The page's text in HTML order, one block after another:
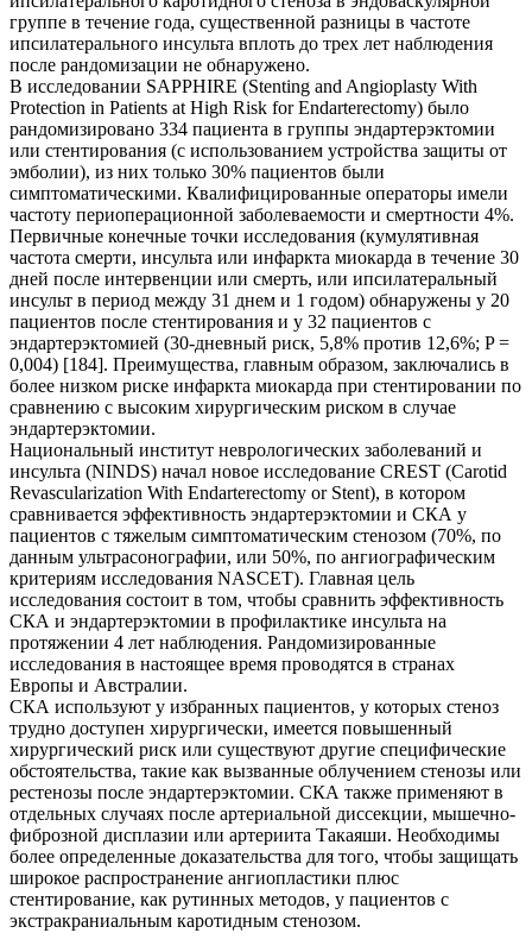
группе в течение года, существенной разницы в частоте
ипсилатерального инсульта вплоть до трех лет наблюдения
после рандомизации не обнаружено.
В исследовании SAPPHIRE (Stenting and Angioplasty With
Protection in Patients at High Risk for Endarterectomy) было
рандомизировано 334 пациента в группы эндартерэктомии
или стентирования (с использованием устройства защиты от
эмболии), из них только 30% пациентов были
симптоматическими. Квалифицированные операторы имели
частоту периоперационной заболеваемости и смертности 4%.
Первичные конечные точки исследования (кумулятивная
частота смерти, инсульта или инфаркта миокарда в течение 30
дней после интервенции или смерть, или ипсилатеральный
инсульт в период между 31 днем и 1 годом) обнаружены у 20
пациентов после стентирования и у 32 пациентов с
эндартерэктомией (30-дневный риск, 5,8% против 12,6%; P =
0,004) [184]. Преимущества, главным образом, заключались в
более низком риске инфаркта миокарда при стентировании по
сравнению с высоким хирургическим риском в случае
эндартерэктомии.
Национальный институт неврологических заболеваний и
инсульта (NINDS) начал новое исследование CREST (Carotid
Revascularization With Endarterectomy or Stent), в котором
сравнивается эффективность эндартерэктомии и СКА у
пациентов с тяжелым симптоматическим стенозом (70%, по
данным ультрасонографии, или 50%, по ангиографическим
критериям исследования NASCET). Главная цель
исследования состоит в том, чтобы сравнить эффективность
СКА и эндартерэктомии в профилактике инсульта на
протяжении 4 лет наблюдения. Рандомизированные
исследования в настоящее время проводятся в странах
Европы и Австралии.
СКА используют у избранных пациентов, у которых стеноз
трудно доступен хирургически, имеется повышенный
хирургический риск или существуют другие специфические
обстоятельства, такие как вызванные облучением стенозы или
рестенозы после эндартерэктомии. CКА также применяют в
отдельных случаях после артериальной диссекции, мышечно-
фиброзной дисплазии или артериита Такаяши. Необходимы
более определенные доказательства для того, чтобы защищать
широкое распространение ангиопластики плюс
стентирование, как рутинных методов, у пациентов с
экстракраниальным каротидным стенозом.